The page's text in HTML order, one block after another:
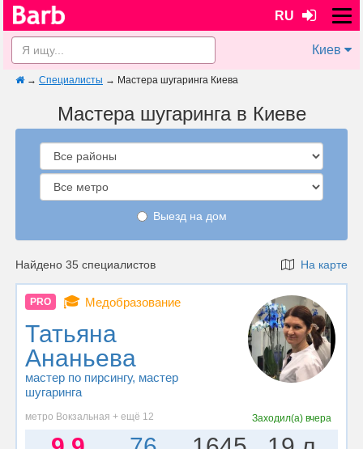
RU
Киев
→ Специалисты → Мастера шугаринга Киева
Мастера шугаринга в Киеве
Выезд на дом
Найдено 35 специалистов На карте
PRO 🎓 Медобразование
Татьяна
Ананьева
мастер по пирсингу, мастер
шугаринга
метро Вокзальная + ещё 12 Заходил(а)вчера